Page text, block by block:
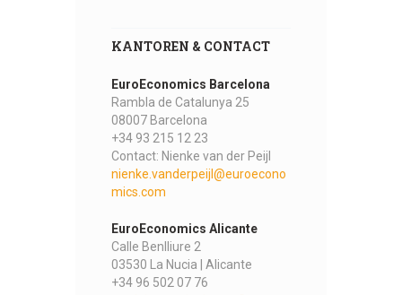
KANTOREN & CONTACT
EuroEconomics Barcelona
Rambla de Catalunya 25
08007 Barcelona
+34 93 215 12 23
Contact: Nienke van der Peijl
nienke.vanderpeijl@euroecono
mics.com
EuroEconomics Alicante
Calle Benlliure 2
03530 La Nucia | Alicante
+34 96 502 07 76